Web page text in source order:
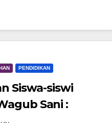
PENDIDIKAN
Siswa-siswi
Sani :